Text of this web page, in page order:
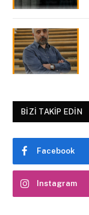
BIZI TAKIP EDIN
Facebook
Instagram